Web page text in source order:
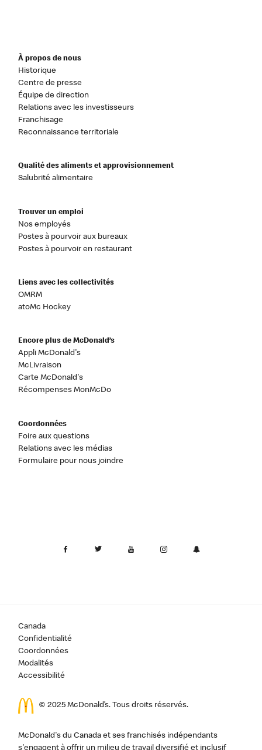
À propos de nous
Historique
Centre de presse
Équipe de direction
Relations avec les investisseurs
Franchisage
Reconnaissance territoriale
Qualité des aliments et approvisionnement
Salubrité alimentaire
Trouver un emploi
Nos employés
Postes à pourvoir aux bureaux
Postes à pourvoir en restaurant
Liens avec les collectivités
OMRM
atoMc Hockey
Encore plus de McDonald’s
Appli McDonald's
McLivraison
Carte McDonald's
Récompenses MonMcDo
Coordonnées
Foire aux questions
Relations avec les médias
Formulaire pour nous joindre
Canada
Confidentialité
Coordonnées
Modalités
Accessibilité
© 2025 McDonald’s. Tous droits réservés.
McDonald's du Canada et ses franchisés indépendants
s'engagent à offrir un milieu de travail diversifié et inclusif